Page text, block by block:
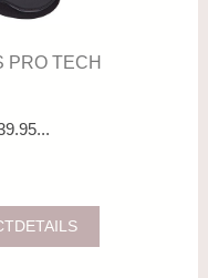
PRO TECH